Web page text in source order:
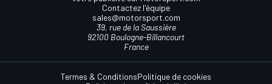
Contactez l'équipe
sales@motorsport.com
39, rue de la Saussière
92100 Boulogne-Billancourt
France
Termes & ConditionsPolitique de cookies